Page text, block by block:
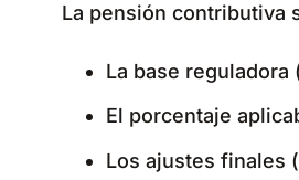
La pensión contributiva
La base reguladora
El porcentaje
Los ajustes finales